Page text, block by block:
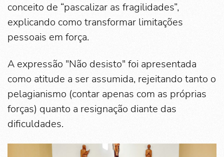
conceito de “pascalizar as fragilidades”,
explicando como transformar limitações
pessoais em força.
A expressão "Não desisto" foi apresentada
como atitude a ser assumida, rejeitando tanto o
pelagianismo (contar apenas com as próprias
forças) quanto a resignação diante das
dificuldades.